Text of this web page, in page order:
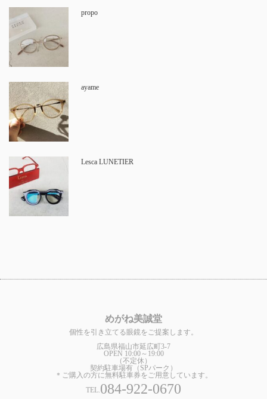
propo
ayame
Lesca LUNETIER
めがね美誠堂
個性を引き立てる眼鏡をご提案します。
広島県福山市延広町3-7
OPEN 10:00～19:00
（不定休）
契約駐車場有（SPパーク）
＊ご購入の方に無料駐車券をご用意しています。
TEL.084-922-0670